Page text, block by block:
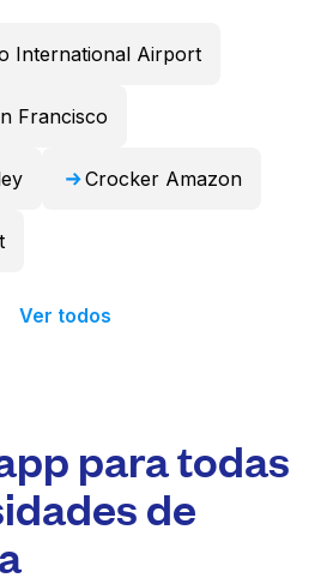
International Airport
Francisco
Crocker Amazon
Ver todos
para todas
de